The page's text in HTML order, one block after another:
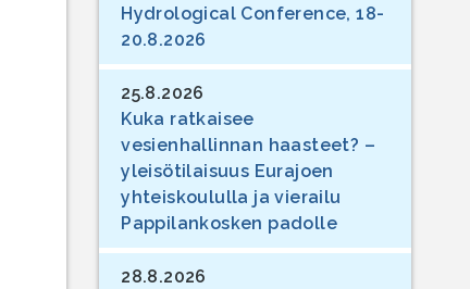
Hydrological Conference, 18-
20.8.2026
25.8.2026
Kuka ratkaisee
vesienhallinnan haasteet? –
yleisötilaisuus Eurajoen
yhteiskoululla ja vierailu
Pappilankosken padolle
28.8.2026